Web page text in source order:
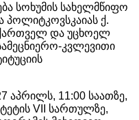
სოხუმის სახელმწიფო
პოლიტკოვსკაიას ქ.
ქართველ და უცხოელ
კვლევითი
აპრილს, 11:00 საათზე,
VII სართულზე,